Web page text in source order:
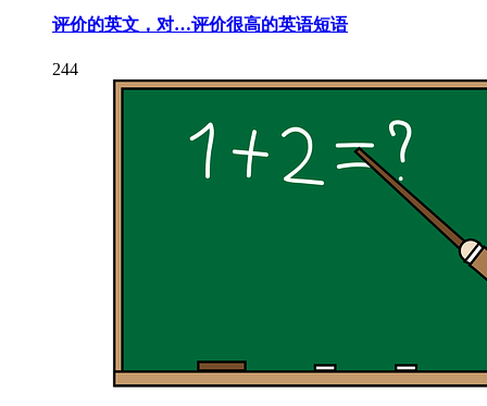
评价的英文，对…评价很高的英语短语
244